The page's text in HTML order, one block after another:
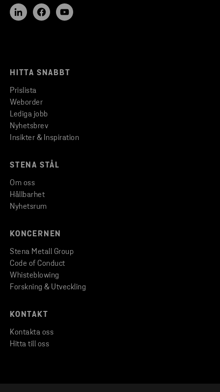
HITTA SNABBT
Prislista
Weborder
Lediga jobb
Nyhetsbrev
Insikter & Inspiration
STENA STÅL
Om oss
Hållbarhet
Nyhetsrum
KONCERNEN
Stena Metall Group
Code of Conduct
Whisteblowing
Forskning & Utveckling
KONTAKT
Kontakta oss
Hitta till oss